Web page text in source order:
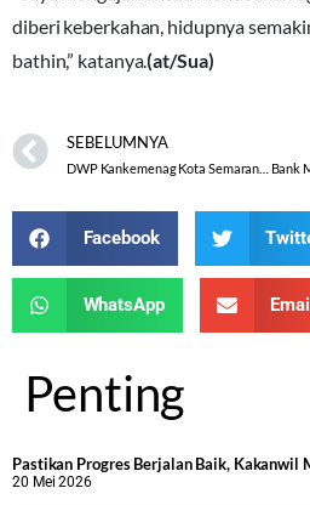
diberi keberkahan, hidupnya
bathin,” katanya.(at/Sua)
SEBELUMNYA
Facebook
WhatsApp Email
Penting
Pastikan Progres Berjalan Baik, Kakanwil
20 Mei 2026